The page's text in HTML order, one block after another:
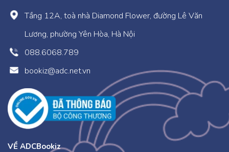
Tầng 12A, toà nhà Diamond Flower, đường Lê Văn
Lương, phường Yên Hòa, Hà Nội
088.6068.789
bookiz@adc.net.vn
VỀ ADCBookiz